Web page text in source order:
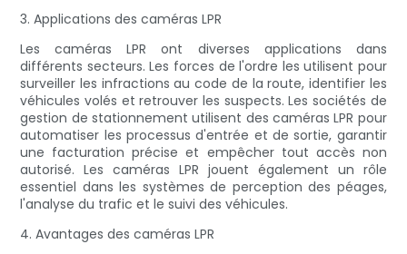
3. Applications des caméras LPR
Les caméras LPR ont diverses applications dans
différents secteurs. Les forces de l'ordre les utilisent pour
surveiller les infractions au code de la route, identifier les
véhicules volés et retrouver les suspects. Les sociétés de
gestion de stationnement utilisent des caméras LPR pour
automatiser les processus d'entrée et de sortie, garantir
une facturation précise et empêcher tout accès non
autorisé. Les caméras LPR jouent également un rôle
essentiel dans les systèmes de perception des péages,
l'analyse du trafic et le suivi des véhicules.
4. Avantages des caméras LPR